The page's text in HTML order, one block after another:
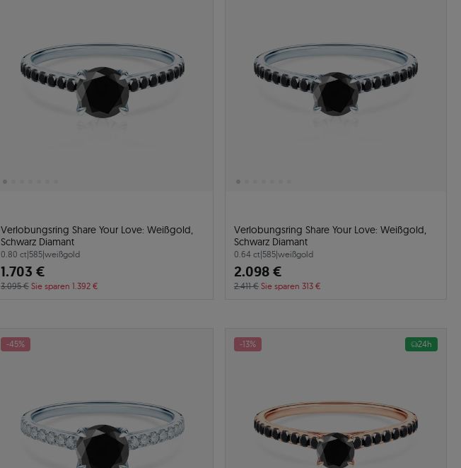
Verlobungsring Share Your Love: Weißgold,
Schwarz Diamant
0.80 ct|585|weißgold
1.703 €
3.095 € Sie sparen 1.392 €
Verlobungsring Share Your Love: Weißgold,
Schwarz Diamant
0.64 ct|585|weißgold
2.098 €
2.411 € Sie sparen 313 €
-45% -13% 24h